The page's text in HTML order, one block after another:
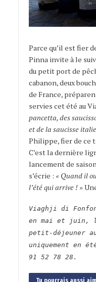
Parce qu’il est fier
Pinna invite à le
du petit port de
cabanon, deux
de France,
servies cet été au
pancetta, des
et de la saucisse
Philippe, fier de ce
C’est la dernière
lancement de
s’écrie : « Quand il
l’été qui arrive ! »
Viaghji di
en mai et juin,
petit-déjeuner
uniquement en
91 52 78 28.